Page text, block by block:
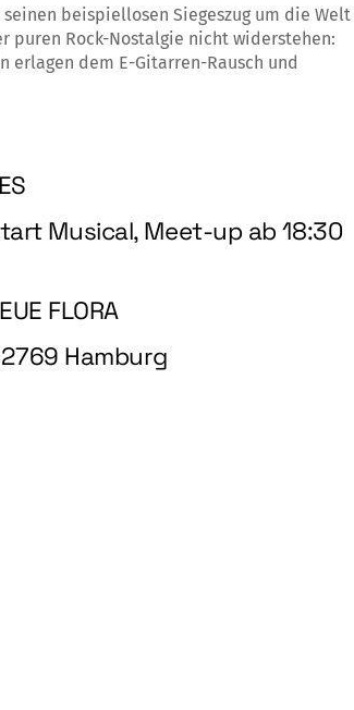
beispiellosen Siegeszug um die Welt
puren Rock-Nostalgie nicht widerstehen:
erlagen dem E-Gitarren-Rausch und
Musical, Meet-up ab 18:30
FLORA
Hamburg